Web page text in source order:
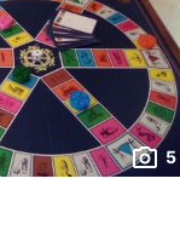
5